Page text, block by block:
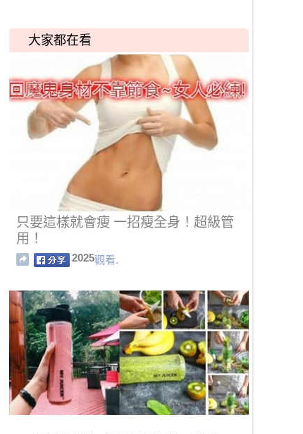
大家都在看
只要這樣就會瘦 一招瘦全身！超級管
用！
2025觀看.